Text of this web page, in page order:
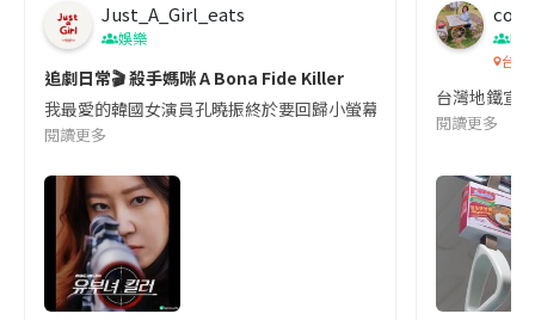
Just_A_Girl_eats
娛樂
追劇日常🎬 殺手媽咪 A Bona Fide Killer
我最愛的韓國女演員孔曉振終於要回歸小螢幕啦!這次的劇本改編
閱讀更多
co
吹
台灣
台灣地鐵宣
閱讀更多